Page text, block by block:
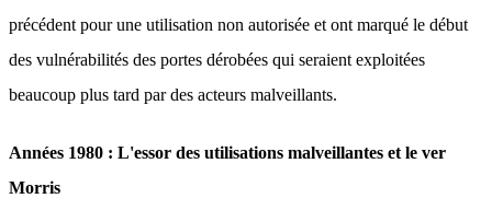
précédent pour une utilisation non autorisée et ont marqué le début
des vulnérabilités des portes dérobées qui seraient exploitées
beaucoup plus tard par des acteurs malveillants.
Années 1980 : L'essor des utilisations malveillantes et le ver
Morris